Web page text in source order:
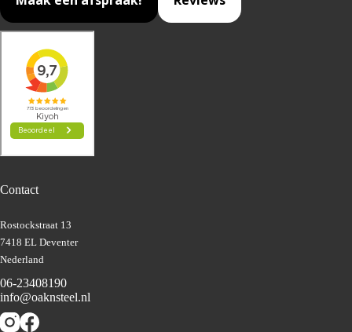
Contact
Rostockstraat 13
7418 EL Deventer
Nederland
06-23408190
info@oaknsteel.nl